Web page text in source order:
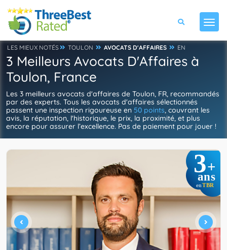
LES MIEUX NOTÉS TOULON AVOCATS D'AFFAIRES EN
3 Meilleurs Avocats D'Affaires à
Toulon, France
Les 3 meilleurs avocats d'affaires de Toulon, FR, recommandés
par des experts. Tous les avocats d'affaires sélectionnés
passent une inspection rigoureuse en 50 points, couvrant les
avis, la réputation, l'historique, le prix, la proximité, et plus
encore pour assurer l’excellence. Pas de paiement pour jouer !
3+
ans
en TBR